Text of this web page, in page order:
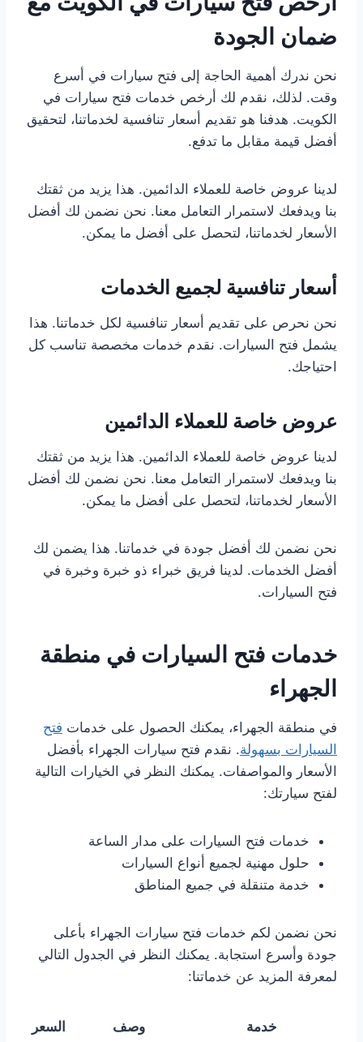
ضمان الجودة
نحن ندرك أهمية الحاجة إلى فتح سيارات في أسرع
وقت. لذلك، نقدم لك أرخص خدمات فتح سيارات في
الكويت. هدفنا هو تقديم أسعار تنافسية لخدماتنا، لتحقيق
أفضل قيمة مقابل ما تدفع.
لدينا عروض خاصة للعملاء الدائمين. هذا يزيد من ثقتك
بنا ويدفعك لاستمرار التعامل معنا. نحن نضمن لك أفضل
الأسعار لخدماتنا، لتحصل على أفضل ما يمكن.
أسعار تنافسية لجميع الخدمات
نحن نحرص على تقديم أسعار تنافسية لكل خدماتنا. هذا
يشمل فتح السيارات. نقدم خدمات مخصصة تناسب كل
احتياجك.
عروض خاصة للعملاء الدائمين
لدينا عروض خاصة للعملاء الدائمين. هذا يزيد من ثقتك
بنا ويدفعك لاستمرار التعامل معنا. نحن نضمن لك أفضل
الأسعار لخدماتنا، لتحصل على أفضل ما يمكن.
نحن نضمن لك أفضل جودة في خدماتنا. هذا يضمن لك
أفضل الخدمات. لدينا فريق خبراء ذو خبرة وخبرة في
فتح السيارات.
خدمات فتح السيارات في منطقة
الجهراء
في منطقة الجهراء، يمكنك الحصول على خدمات فتح
السيارات بسهولة. نقدم فتح سيارات الجهراء بأفضل
الأسعار والمواصفات. يمكنك النظر في الخيارات التالية
لفتح سيارتك:
خدمات فتح السيارات على مدار الساعة
حلول مهنية لجميع أنواع السيارات
خدمة متنقلة في جميع المناطق
نحن نضمن لكم خدمات فتح سيارات الجهراء بأعلى
جودة وأسرع استجابة. يمكنك النظر في الجدول التالي
لمعرفة المزيد عن خدماتنا:
خدمة وصف السعر